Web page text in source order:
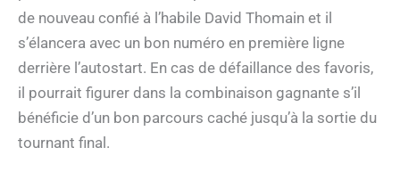
de nouveau confié à l’habile David Thomain et il
s’élancera avec un bon numéro en première ligne
derrière l’autostart. En cas de défaillance des favoris,
il pourrait figurer dans la combinaison gagnante s’il
bénéficie d’un bon parcours caché jusqu’à la sortie du
tournant final.